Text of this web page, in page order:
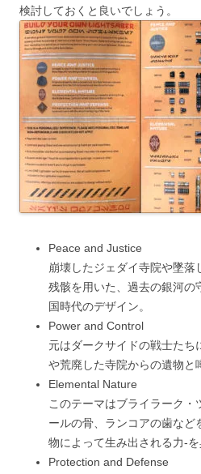
検討しておくと良いでしょう。
Peace and Justice
崩壊したジェダイ寺院や墜落
残骸を用いた、過去の銀河の
国時代のデザイン。
Power and Control
元はダークサイドの戦士た
や荒廃した寺院からの遺物と
Elemental Nature
このテーマはブライラーク
ールの骨、ランコアの歯など
物によって生み出される力-を
Protection and Defense